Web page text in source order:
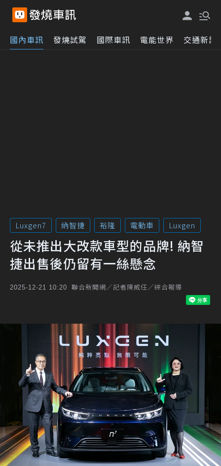
國內車訊 發燒試駕 國際車訊 電能世界 交通新訊
Luxgen7 納智捷 裕隆 電動車 Luxgen
從未推出大改款車型的品牌! 納智
捷出售後仍留有一絲懸念
2025-12-21 10:20 聯合新聞網／記者陳威任／綜合報導